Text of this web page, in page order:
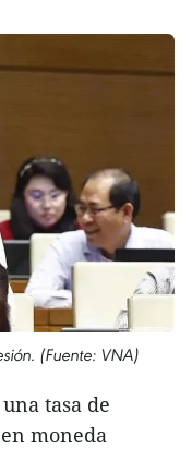
(Fuente: VNA)
tasa de
moneda